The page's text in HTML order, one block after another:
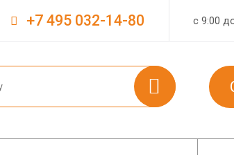
с 9:00
+7 495 032-14-80